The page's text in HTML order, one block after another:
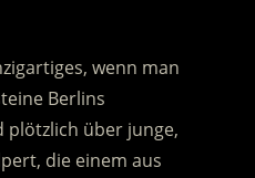
wenn man
Berlins
über junge,
die einem aus